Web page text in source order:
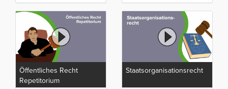
Öffentliches Recht
Repetitorium
Staatsorganisationsrecht